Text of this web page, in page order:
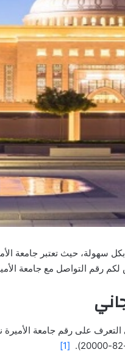
سهولة، حيث تعتبر جامعة
رقم التواصل مع جامعة
التعرف على رقم جامعة
[1]